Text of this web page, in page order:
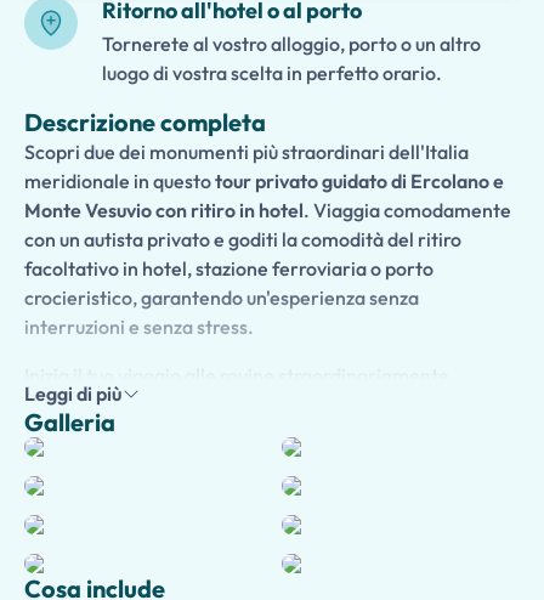
Ritorno all'hotel o al porto
Tornerete al vostro alloggio, porto o un altro
luogo di vostra scelta in perfetto orario.
Descrizione completa
Scopri due dei monumenti più straordinari dell'Italia
meridionale in questotour privato guidato di Ercolano e
Monte Vesuvio con ritiro in hotel. Viaggia comodamente
con un autista privato e goditi la comodità del ritiro
facoltativo in hotel, stazione ferroviaria o porto
crocieristico, garantendo un'esperienza senza
interruzioni e senza stress.
conservate di
dall'eruzione del Monte Vesuvio nel 79 d.C. Con accesso
senza code e una guida esperta, esplora eleganti ville,
terme, templi e affreschi colorati che forniscono
affascinanti spunti sulla vita quotidiana nell'Impero
Romano.
Leggi di più
Galleria
Cosa include